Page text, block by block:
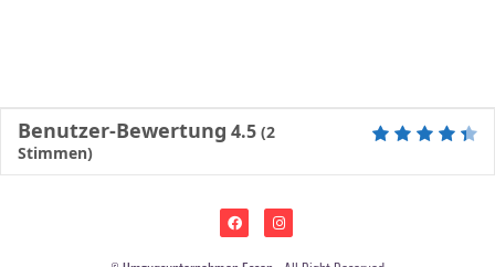
Benutzer-Bewertung 4.5 (2
Stimmen)